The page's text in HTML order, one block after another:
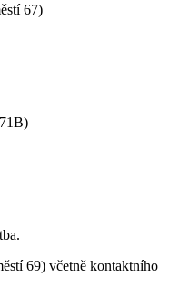
67)
69) včetně kontaktního